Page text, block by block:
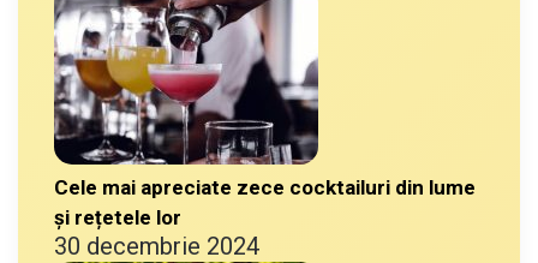
Cele mai apreciate zece cocktailuri din lume
și rețetele lor
30 decembrie 2024